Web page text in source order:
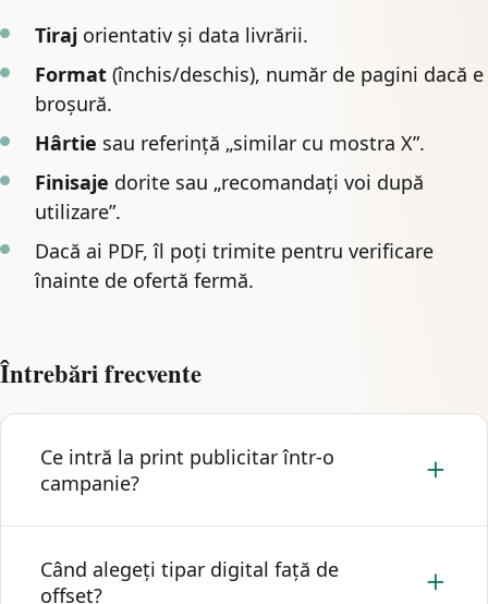
Tirajorientativ și data livrării.
Format(închis/deschis), număr de pagini dacă e
broșură.
Hârtie sau referință „similar cu mostra X”.
Finisaje dorite sau „recomandați voi după
utilizare”.
Dacă ai PDF, îl poți trimite pentru verificare
înainte de ofertă fermă.
Întrebări frecvente
Ce intră la print publicitar într-o
campanie?
flyere, pliante, broșuri, cataloage și altele, alese
Când alegeți tipar digital față de
offset?